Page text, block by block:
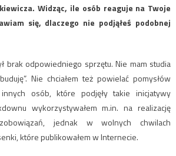
Widząc, ile osób reaguje na Twoje
się, dlaczego nie podjąłeś podobnej
brak odpowiedniego sprzętu. Nie mam studia
Nie chciałem też powielać pomysłów
osób, które podjęły takie inicjatywy
wykorzystywałem m.in. na realizację
jednak w wolnych chwilach
które publikowałem w Internecie.